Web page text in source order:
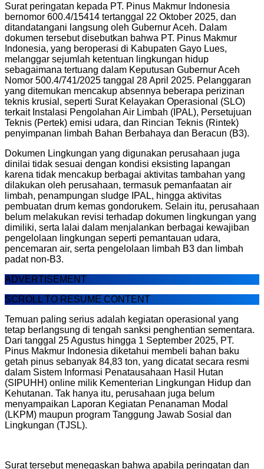
Surat peringatan kepada PT. Pinus Makmur Indonesia
bernomor 600.4/15414 tertanggal 22 Oktober 2025, dan
ditandatangani langsung oleh Gubernur Aceh. Dalam
dokumen tersebut disebutkan bahwa PT. Pinus Makmur
Indonesia, yang beroperasi di Kabupaten Gayo Lues,
melanggar sejumlah ketentuan lingkungan hidup
sebagaimana tertuang dalam Keputusan Gubernur Aceh
Nomor 500.4/741/2025 tanggal 28 April 2025. Pelanggaran
yang ditemukan mencakup absennya beberapa perizinan
teknis krusial, seperti Surat Kelayakan Operasional (SLO)
terkait Instalasi Pengolahan Air Limbah (IPAL), Persetujuan
Teknis (Pertek) emisi udara, dan Rincian Teknis (Rintek)
penyimpanan limbah Bahan Berbahaya dan Beracun (B3).
Dokumen Lingkungan yang digunakan perusahaan juga
dinilai tidak sesuai dengan kondisi eksisting lapangan
karena tidak mencakup berbagai aktivitas tambahan yang
dilakukan oleh perusahaan, termasuk pemanfaatan air
limbah, penampungan sludge IPAL, hingga aktivitas
pembuatan drum kemas gondorukem. Selain itu, perusahaan
belum melakukan revisi terhadap dokumen lingkungan yang
dimiliki, serta lalai dalam menjalankan berbagai kewajiban
pengelolaan lingkungan seperti pemantauan udara,
pencemaran air, serta pengelolaan limbah B3 dan limbah
padat non-B3.
ADVERTISEMENT
SCROLL TO RESUME CONTENT
Temuan paling serius adalah kegiatan operasional yang
tetap berlangsung di tengah sanksi penghentian sementara.
Dari tanggal 25 Agustus hingga 1 September 2025, PT.
Pinus Makmur Indonesia diketahui membeli bahan baku
getah pinus sebanyak 84,83 ton, yang dicatat secara resmi
dalam Sistem Informasi Penatausahaan Hasil Hutan
(SIPUHH) online milik Kementerian Lingkungan Hidup dan
Kehutanan. Tak hanya itu, perusahaan juga belum
menyampaikan Laporan Kegiatan Penanaman Modal
(LKPM) maupun program Tanggung Jawab Sosial dan
Lingkungan (TJSL).
Surat tersebut menegaskan bahwa apabila peringatan dan